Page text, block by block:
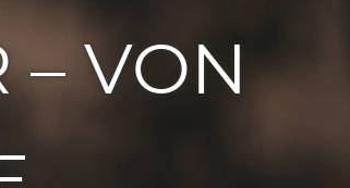
– VON